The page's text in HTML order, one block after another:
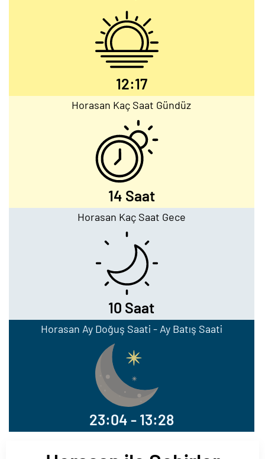
12:17
Horasan Kaç Saat Gündüz
14 Saat
Horasan Kaç Saat Gece
10 Saat
Horasan Ay Doğuş Saati - Ay Batış Saati
23:04 - 13:28